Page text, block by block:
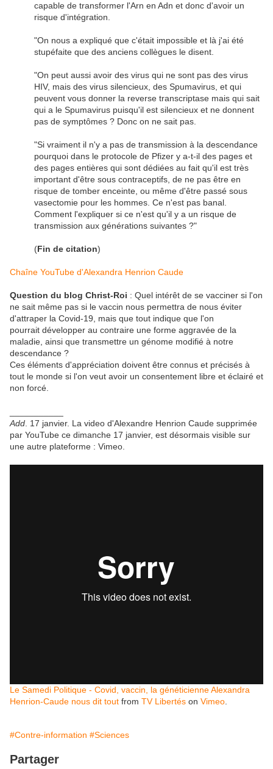
capable de transformer l'Arn en Adn et donc d'avoir un
risque d'intégration.
"On nous a expliqué que c'était impossible et là j'ai été
stupéfaite que des anciens collègues le disent.
"On peut aussi avoir des virus qui ne sont pas des virus
HIV, mais des virus silencieux, des Spumavirus, et qui
peuvent vous donner la reverse transcriptase mais qui sait
qui a le Spumavirus puisqu'il est silencieux et ne donnent
pas de symptômes ? Donc on ne sait pas.
"Si vraiment il n'y a pas de transmission à la descendance
pourquoi dans le protocole de Pfizer y a-t-il des pages et
des pages entières qui sont dédiées au fait qu'il est très
important d'être sous contraceptifs, de ne pas être en
risque de tomber enceinte, ou même d'être passé sous
vasectomie pour les hommes. Ce n'est pas banal.
Comment l'expliquer si ce n'est qu'il y a un risque de
transmission aux générations suivantes ?"
(Fin de citation)
Chaîne YouTube d'Alexandra Henrion Caude
Question du blog Christ-Roi : Quel intérêt de se vacciner si l'on
ne sait même pas si le vaccin nous permettra de nous éviter
d'attraper la Covid-19, mais que tout indique que l'on
pourrait développer au contraire une forme aggravée de la
maladie, ainsi que transmettre un génome modifié à notre
descendance ?
Ces éléments d'appréciation doivent être connus et précisés à
tout le monde si l'on veut avoir un consentement libre et éclairé et
non forcé.
Add . 17 janvier. La video d'Alexandre Henrion Caude supprimée
par YouTube ce dimanche 17 janvier, est désormais visible sur
une autre plateforme : Vimeo.
Le Samedi Politique - Covid, vaccin, la généticienne Alexandra
Henrion-Caude nous dit tout from TV Libertés on Vimeo
#Contre-information #Sciences
Partager